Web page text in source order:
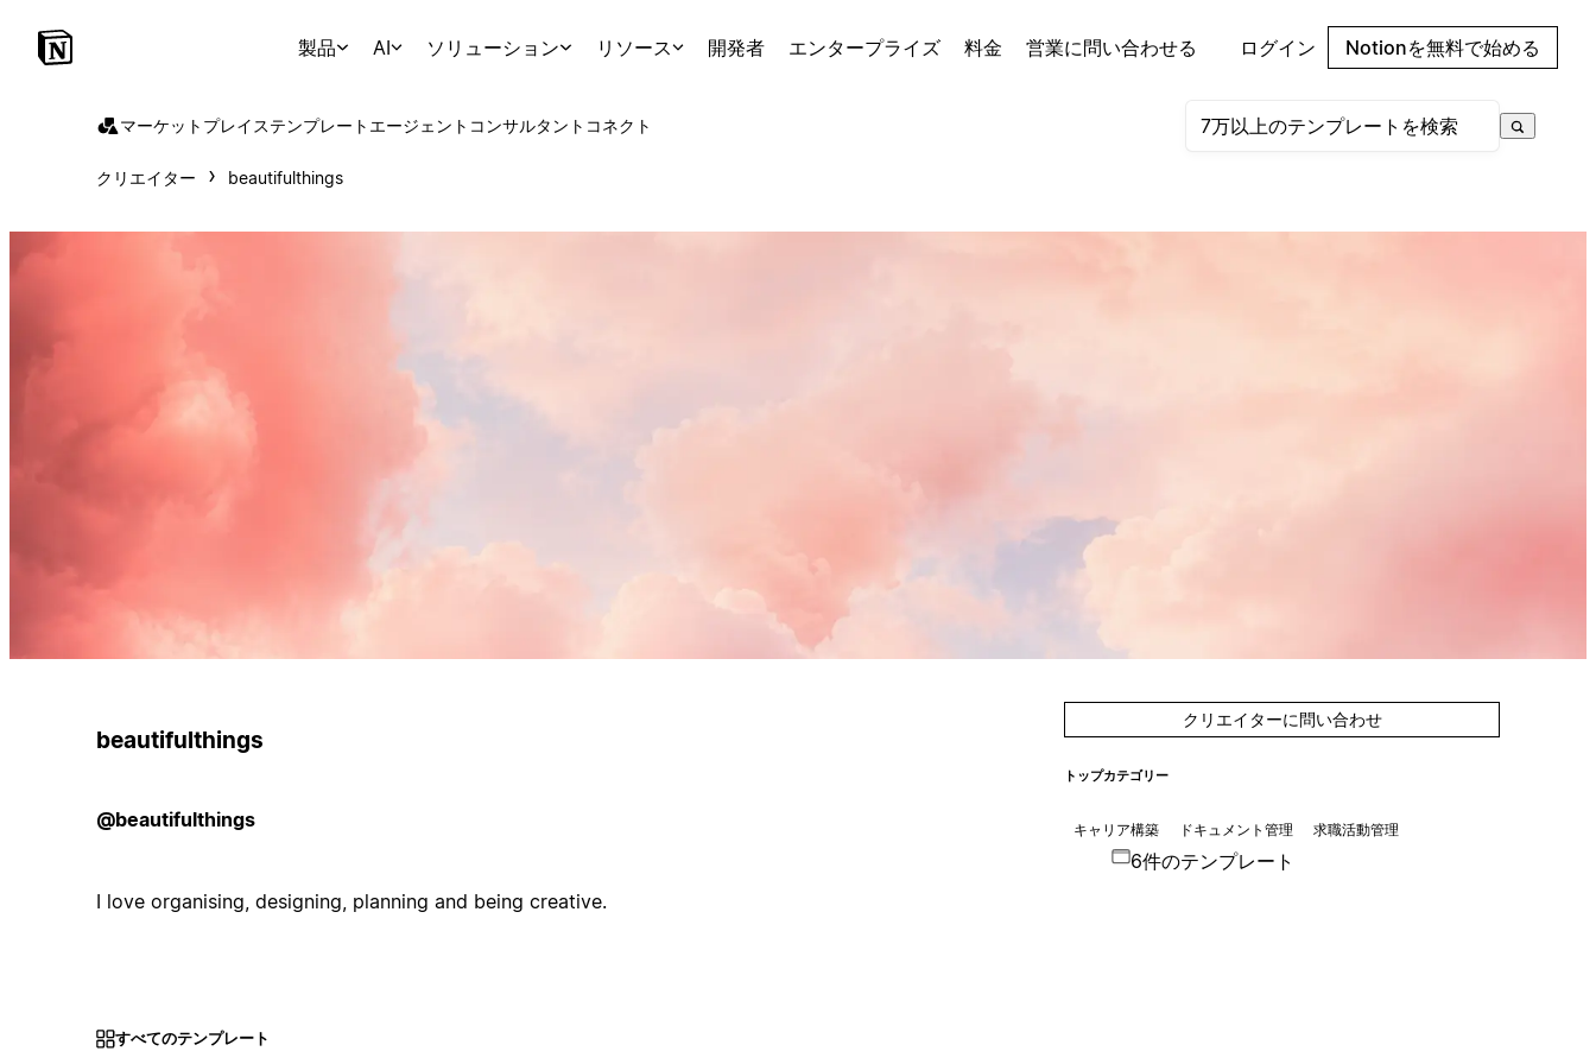
製品 AI ソリューション リソース 開発者 エンタープライズ 料金 営業に問い合わせる ログイン Notionを無料で始める
マーケットプレイステンプレート エージェント コンサルタント コネクト
クリエイター beautifulthings
beautifulthings
@beautifulthings
I love organising, designing, planning and being creative.
クリエイターに問い合わせ
トップカテゴリー
キャリア構築 ドキュメント管理 求職活動管理
6件のテンプレート
すべてのテンプレート